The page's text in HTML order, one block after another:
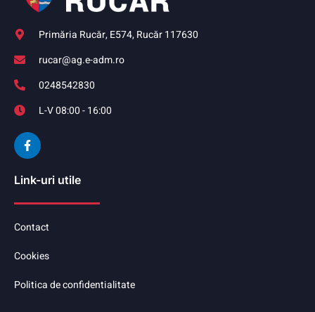
Primăria Rucăr, E574, Rucăr 117630
rucar@ag.e-adm.ro
0248542830
L-V 08:00 - 16:00
Link-uri utile
Contact
Cookies
Politica de confidentialitate